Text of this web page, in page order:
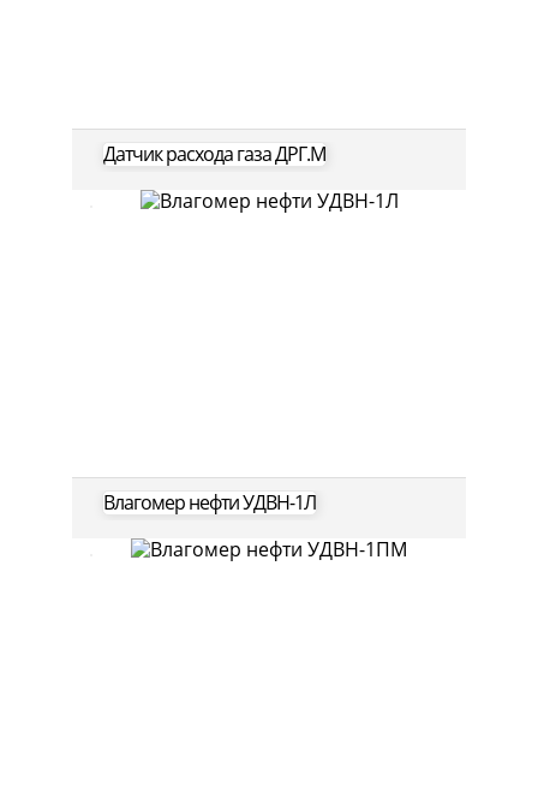
Датчик расхода газа ДРГ.М
Влагомер нефти УДВН-1Л